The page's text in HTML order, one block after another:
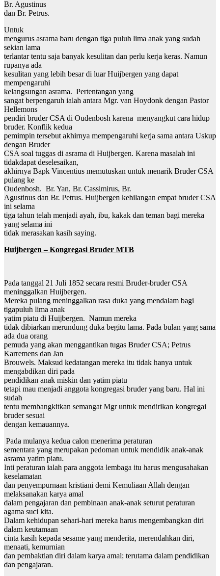
Br. Agustinus
dan Br. Petrus.
Untuk
mengurus asrama baru dengan tiga puluh lima anak yang sudah
sekian lama
terlantar tentu saja banyak kesulitan dan perlu kerja keras. Namun
rupanya ada
kesulitan yang lebih besar di luar Huijbergen yang dapat
mempengaruhi
kelangsungan asrama. Pertentangan yang
sangat berpengaruh ialah antara Mgr. van Hoydonk dengan Pastor
Hellemons
pendiri bruder CSA di Oudenbosh karena menyangkut cara hidup
bruder. Konflik kedua
pemimpin tersebut akhirnya mempengaruhi kerja sama antara Uskup
dengan Bruder
CSA soal tuggas di asrama di Huijbergen. Karena masalah ini
tidakdapat deselesaikan,
akhirnya Bapk Vincentius memutuskan untuk menarik Bruder CSA
pulang ke
Oudenbosh. Br. Yan, Br. Cassimirus, Br.
Agustinus dan Br. Petrus. Huijbergen kehilangan empat bruder CSA
ini selama
tiga tahun telah menjadi ayah, ibu, kakak dan teman bagi mereka
yang selama ini
tidak merasakan kasih saying.
Huijbergen – Kongregasi Bruder MTB
Pada tanggal 21 Juli 1852 secara resmi Bruder-bruder CSA
meninggalkan Huijbergen.
Mereka pulang meninggalkan rasa duka yang mendalam bagi
tigapuluh lima anak
yatim piatu di Huijbergen. Namun mereka
tidak dibiarkan merundung duka begitu lama. Pada bulan yang sama
ada dua orang
pemuda yang akan menggantikan tugas Bruder CSA; Petrus
Karremens dan Jan
Brouwels. Maksud kedatangan mereka itu tidak hanya untuk
mengabdikan diri pada
pendidikan anak miskin dan yatim piatu
tetapi mau menjadi anggota kongregasi bruder yang baru. Hal ini
sudah
tentu membangkitkan semangat Mgr untuk mendirikan kongregai
bruder sesuai
dengan kemauannya.
Pada mulanya kedua calon menerima peraturan
sementara yang merupakan pedoman untuk mendidik anak-anak
asrama yatim piatu.
Inti peraturan ialah para anggota lembaga itu harus mengusahakan
keselamatan
dan penyempurnaan kristiani demi Kemuliaan Allah dengan
melaksanakan karya amal
dalam pengajaran dan pembinaan anak-anak seturut peraturan
agama suci kita.
Dalam kehidupan sehari-hari mereka harus mengembangkan diri
dalam keutamaan
cinta kasih kepada sesame yang menderita, merendahkan diri,
menaati, kemurnian
dan pembaktian diri dalam karya amal; terutama dalam pendidikan
dan pengajaran.